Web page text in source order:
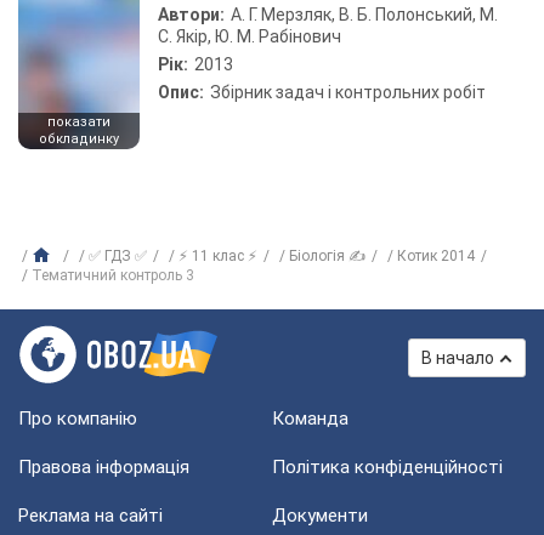
показати
обкладинку
Автори: А. Г. Мерзляк, В. Б. Полонський, М.
С. Якір, Ю. М. Рабінович
Рік: 2013
Опис: Збірник задач і контрольних робіт
✅ ГДЗ ✅ ⚡ 11 клас ⚡ Біологія ✍
Котик 2014
Тематичний контроль 3
В начало
Про компанію Команда
Правова інформація Політика конфіденційності
Реклама на сайті Документи